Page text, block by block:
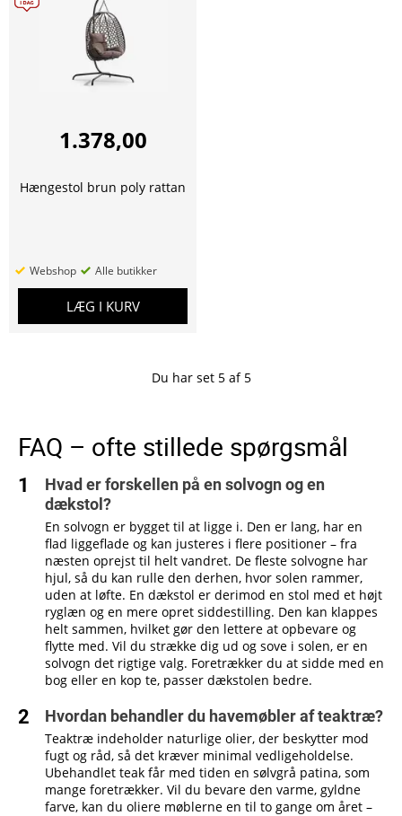
1.378,00
Hængestol brun poly rattan
Webshop Alle butikker
LÆG I KURV
Du har set 5 af 5
FAQ – ofte stillede spørgsmål
Hvad er forskellen på en solvogn og en
dækstol?
En solvogn er bygget til at ligge i. Den er lang, har en
flad liggeflade og kan justeres i flere positioner – fra
næsten oprejst til helt vandret. De fleste solvogne har
hjul, så du kan rulle den derhen, hvor solen rammer,
uden at løfte. En dækstol er derimod en stol med et højt
ryglæn og en mere opret siddestilling. Den kan klappes
helt sammen, hvilket gør den lettere at opbevare og
flytte med. Vil du strække dig ud og sove i solen, er en
solvogn det rigtige valg. Foretrækker du at sidde med en
bog eller en kop te, passer dækstolen bedre.
Hvordan behandler du havemøbler af teaktræ?
Teaktræ indeholder naturlige olier, der beskytter mod
fugt og råd, så det kræver minimal vedligeholdelse.
Ubehandlet teak får med tiden en sølvgrå patina, som
mange foretrækker. Vil du bevare den varme, gyldne
farve, kan du oliere møblerne en til to gange om året –